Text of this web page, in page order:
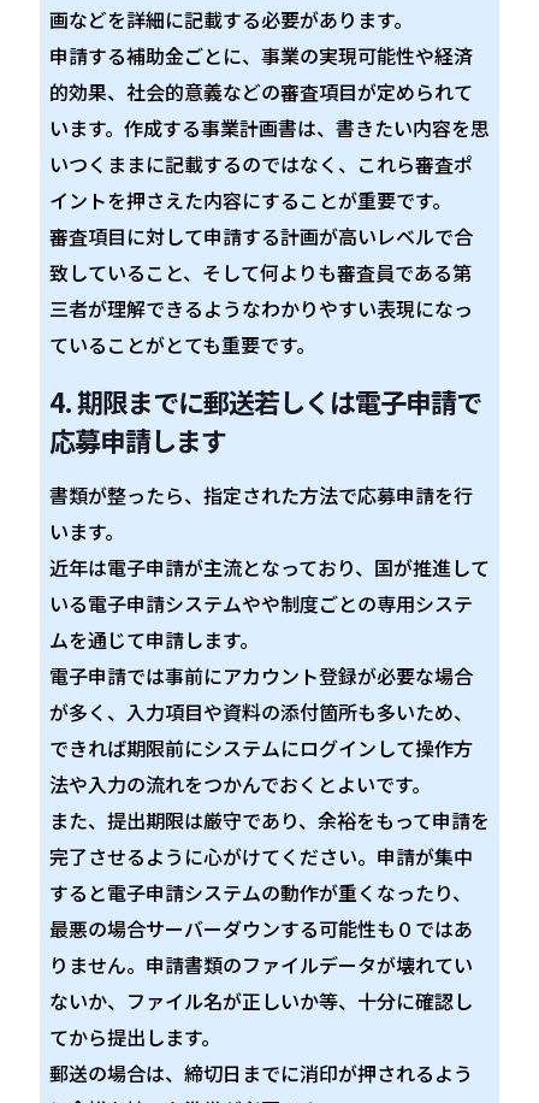
画などを詳細に記載する必要があります。
申請する補助金ごとに、事業の実現可能性や経済
的効果、社会的意義などの審査項目が定められて
います。作成する事業計画書は、書きたい内容を思
いつくままに記載するのではなく、これら審査ポ
イントを押さえた内容にすることが重要です。
審査項目に対して申請する計画が高いレベルで合
致していること、そして何よりも審査員である第
三者が理解できるようなわかりやすい表現になっ
ていることがとても重要です。
4. 期限までに郵送若しくは電子申請で
応募申請します
書類が整ったら、指定された方法で応募申請を行
います。
近年は電子申請が主流となっており、国が推進して
いる電子申請システムやや制度ごとの専用システ
ムを通じて申請します。
電子申請では事前にアカウント登録が必要な場合
が多く、入力項目や資料の添付箇所も多いため、
できれば期限前にシステムにログインして操作方
法や入力の流れをつかんでおくとよいです。
また、提出期限は厳守であり、余裕をもって申請を
完了させるように心がけてください。申請が集中
すると電子申請システムの動作が重くなったり、
最悪の場合サーバーダウンする可能性も０ではあ
りません。申請書類のファイルデータが壊れてい
ないか、ファイル名が正しいか等、十分に確認し
てから提出します。
郵送の場合は、締切日までに消印が押されるよう